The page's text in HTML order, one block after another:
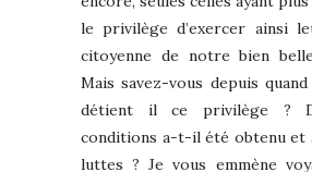
le privilège d’exercer ainsi
citoyenne de notre bien
Mais savez-vous depuis
détient il ce privilège ?
conditions a-t-il été obtenu et
luttes ? Je vous emmène